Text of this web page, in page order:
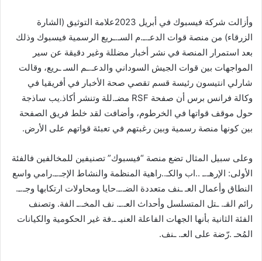
وأزالت شركة فيسبوك في أبريل 2023علامة التوثيق (الشارة
الزرقاء) من منصة قوات الدعـ.ـ.م السـ.ـريع الرسمية فيسبوك وذلك
بعد استمرار المنصة في نشر أخبار مضللة وغير دقيقة عن سير
المواجهات بين قوات الجيش السوداني والدعـ.ـم السـ ـريع، وقالت
شارلي انتيسون رئيسة قسم تقصي صحة الأخبار في أفريقيا في
وكالة فرانس برس أن صفحة RSF مضـ.للة وتنشر أكاذ.يب ساذجة
حول موقف قواتها في الخرطوم، وأضافت لقد خلط فريق الصفحة
بين كونها منصة رسمية وبين رغبتهم في تعبئة قواتهم على الأرض.
وعلى سبيل المثال تضع منصة “فيسبوك” تصنيفين للمخالفين فالفئة
الأولى: الإرهـ.ـ ..اب والكـ..راهية المنظمة والنشاط الإجـ.ـ.رامي واسع
النطاق وأعمال العـ ـنف متعددة الضـ.ـ.حايا ومحاولات ارتكابها وجـ.ـ.
رائم القـ. ـتل المتسلسل وأحداث العـ.ـ. نف المخـ.ـ الفة. وتصنف
الفئة الثانية بأنها الجهات الفاعلة العنيـ ـ.فة غير الحكومية والكيانات
المُحـ .رّضة على العـ. ـنف.